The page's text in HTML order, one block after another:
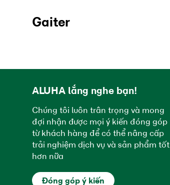
Gaiter
ALUHA lắng nghe bạn!
Chúng tôi luôn trân trọng và mong
đợi nhận được mọi ý kiến đóng góp
từ khách hàng để có thể nâng cấp
trải nghiệm dịch vụ và sản phẩm tốt
hơn nữa
Đóng góp ý kiến